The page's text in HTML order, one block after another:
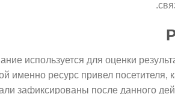
используется для оценки
именно ресурс привел посетителя,
зафиксированы после данного